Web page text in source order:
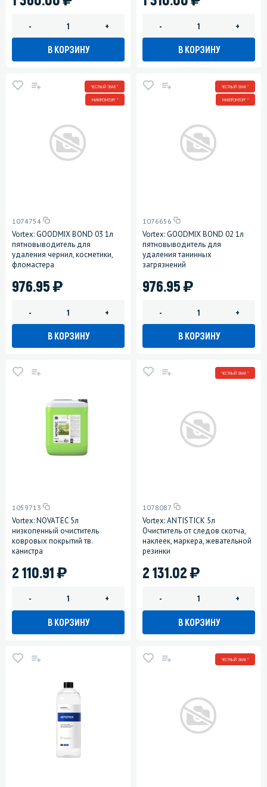
- +
В КОРЗИНУ
- +
В КОРЗИНУ
ЧЕСТНЫЙ ЗНАК *
МИНПРОМТОРГ *
1074754
Vortex: GOODMIX BOND 03 1л
пятновыводитель для
удаления чернил, косметики,
фломастера
976.95)
- +
В КОРЗИНУ
ЧЕСТНЫЙ ЗНАК *
МИНПРОМТОРГ *
1076656
Vortex: GOODMIX BOND 02 1л
пятновыводитель для
удаления танинных
загрязнений
976.95)
- +
В КОРЗИНУ
1059713
Vortex: NOVATEC 5л
низкопенный очиститель
ковровых покрытий тв.
канистра
2 110.91)
- +
В КОРЗИНУ
ЧЕСТНЫЙ ЗНАК *
1078087
Vortex: ANTISTICK 5л
Очиститель от следов скотча,
наклеек, маркера, жевательной
резинки
2 131.02)
- +
В КОРЗИНУ
ЧЕСТНЫЙ ЗНАК *